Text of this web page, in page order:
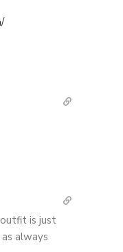
is just
always